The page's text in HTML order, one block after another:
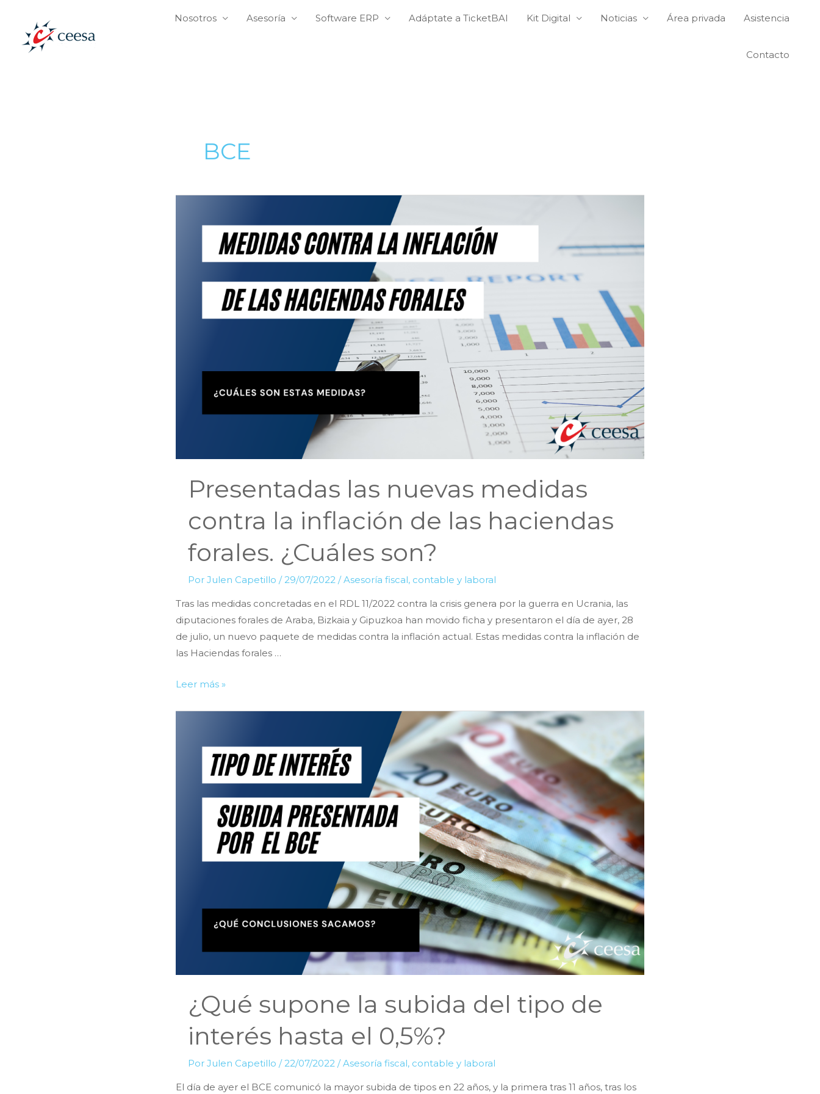
contenido
Nosotros Asesoría Software ERP Adáptate a TicketBAI Kit Digital Noticias Área privada Asistencia
Contacto
BCE
Presentadas las nuevas medidas
contra la inflación de las haciendas
forales. ¿Cuáles son?
Por Julen Capetillo /29/07/2022 /Asesoría fiscal, contable y laboral
Tras las medidas concretadas en el RDL 11/2022 contra la crisis genera por la guerra en Ucrania, las
diputaciones forales de Araba, Bizkaia y Gipuzkoa han movido ficha y presentaron el día de ayer, 28
de julio, un nuevo paquete de medidas contra la inflación actual. Estas medidas contra la inflación de
las Haciendas forales …
Presentadas
contra
inflación
haciendas
¿Cuáles
Leer más »
¿Qué supone la subida del tipo de
interés hasta el 0,5%?
Por Julen Capetillo /22/07/2022 /Asesoría fiscal, contable y laboral
El día de ayer el BCE comunicó la mayor subida de tipos en 22 años, y la primera tras 11 años, tras los